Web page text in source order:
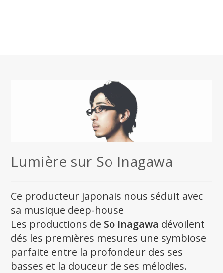
Lumière sur So Inagawa
Ce producteur japonais nous séduit avec
sa musique deep-house
Les productions de So Inagawa dévoilent
dés les premières mesures une symbiose
parfaite entre la profondeur des ses
basses et la douceur de ses mélodies.